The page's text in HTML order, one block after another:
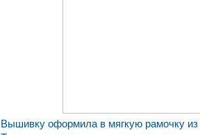
Вышивку оформила в мягкую рамочку из